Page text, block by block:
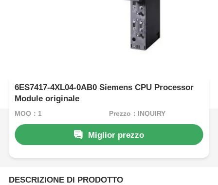
6ES7417-4XL04-0AB0 Siemens CPU Processor
Module originale
MOQ：1 Prezzo：INQUIRY
Miglior prezzo
DESCRIZIONE DI PRODOTTO